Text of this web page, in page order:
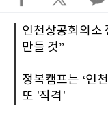
인천상공회의소
만들 것”
정복캠프는 ‘인
또 '직격'